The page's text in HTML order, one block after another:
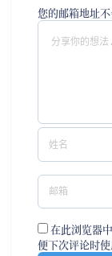
您的邮箱地址不
在此浏览器
便下次评论时使